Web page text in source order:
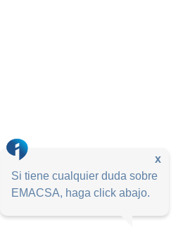
x
Si tiene cualquier duda sobre
EMACSA, haga click abajo.